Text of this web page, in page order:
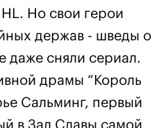
Но свои герои
держав - шведы о
даже сняли сериал.
драмы “Король
Сальминг, первый